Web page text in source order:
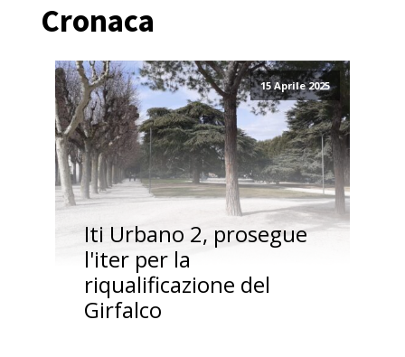
Cronaca
15 Aprile 2025
Iti Urbano 2, prosegue
l'iter per la
riqualificazione del
Girfalco